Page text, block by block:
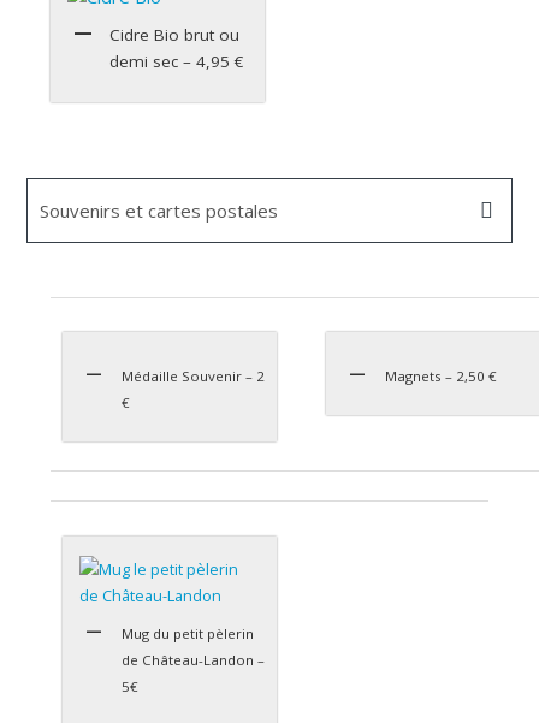
Cidre Bio brut ou
demi sec – 4,95 €
Souvenirs et cartes postales
Médaille Souvenir – 2
€
Magnets – 2,50 €
Mug du petit pèlerin
de Château-Landon –
5€